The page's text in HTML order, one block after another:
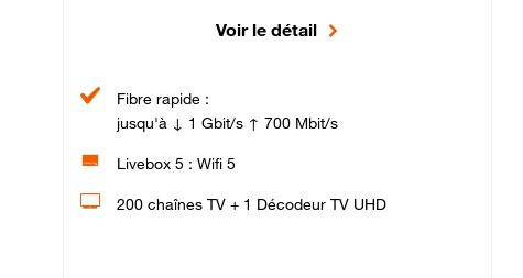
Voir le détail
Fibre rapide :
jusqu'à ↓ 1 Gbit/s ↑ 700 Mbit/s
Livebox 5 : Wifi 5
200 chaînes TV + 1 Décodeur TV UHD